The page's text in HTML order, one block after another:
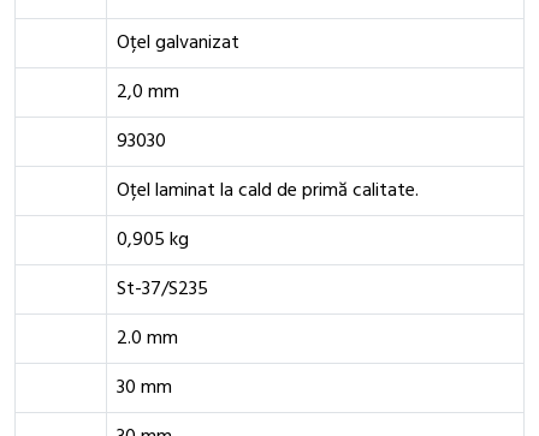
Oțel galvanizat
2,0 mm
93030
Oțel laminat la cald de primă calitate.
0,905 kg
St-37/S235
2.0 mm
30 mm